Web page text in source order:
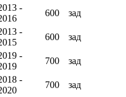
-
600 зад
-
600 зад
-
700 зад
-
700 зад